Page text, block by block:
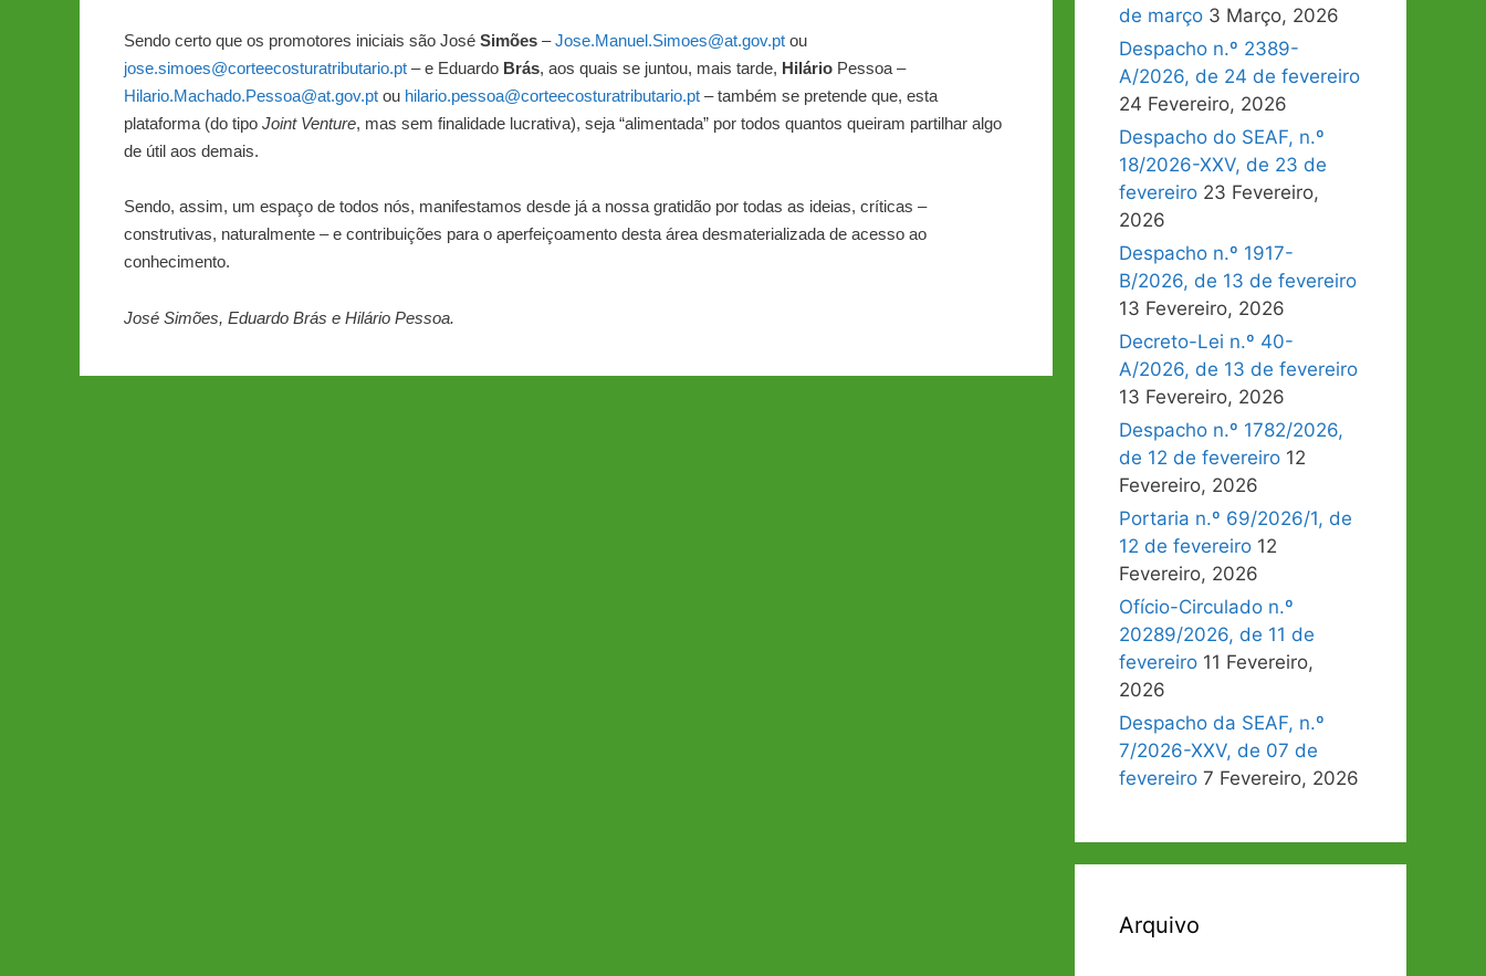
Sendo certo que os promotores iniciais são José Simões –Jose.Manuel.Simoes@at.gov.pt ou
jose.simoes@corteecosturatributario.pt – e Eduardo Brás, aos quais se juntou, mais tarde, Hilário Pessoa –
Hilario.Machado.Pessoa@at.gov.pt ou hilario.pessoa@corteecosturatributario.pt – também se pretende que, esta
plataforma (do tipo Joint Venture, mas sem finalidade lucrativa), seja “alimentada” por todos quantos queiram partilhar algo
de útil aos demais.
Sendo, assim, um espaço de todos nós, manifestamos desde já a nossa gratidão por todas as ideias, críticas –
construtivas, naturalmente – e contribuições para o aperfeiçoamento desta área desmaterializada de acesso ao
conhecimento.
José Simões, Eduardo Brás e Hilário Pessoa.
de março 3 Março, 2026
Despacho n.º 2389-
A/2026, de 24 de fevereiro
24 Fevereiro, 2026
Despacho do SEAF, n.º
18/2026-XXV, de 23 de
fevereiro 23 Fevereiro,
2026
Despacho n.º 1917-
B/2026, de 13 de fevereiro
13 Fevereiro, 2026
Decreto-Lei n.º 40-
A/2026, de 13 de fevereiro
13 Fevereiro, 2026
Despacho n.º 1782/2026,
de 12 de fevereiro 12
Fevereiro, 2026
Portaria n.º 69/2026/1, de
12 de fevereiro 12
Fevereiro, 2026
Ofício-Circulado n.º
20289/2026, de 11 de
fevereiro 11 Fevereiro,
2026
Despacho da SEAF, n.º
7/2026-XXV, de 07 de
fevereiro 7 Fevereiro, 2026
Arquivo